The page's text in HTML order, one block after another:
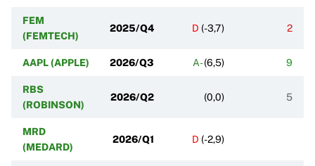
FEM
(FEMTECH)
2025/Q4 D (-3,7) 2
AAPL (APPLE) 2026/Q3 A-(6,5) 9
RBS
(ROBINSON)
2026/Q2 (0,0) 5
MRD
(MEDARD)
2026/Q1 D (-2,9)